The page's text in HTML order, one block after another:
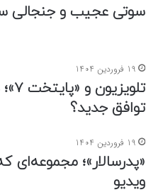
سوتی عجیب و جنجالی
19 فروردین 1404
توافق جدید؟
19 فروردین 1404
«پدرسالار»؛
ویدیو